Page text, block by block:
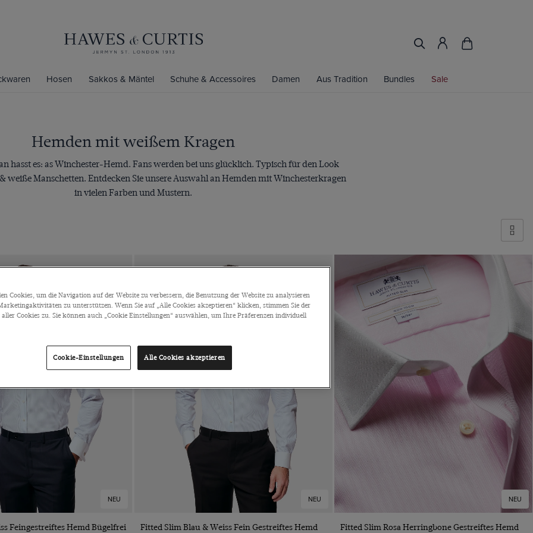
Hosen Sakkos & Mäntel Schuhe & Accessoires Damen Aus Tradition Bundles Sale
Hemden mit weißem Kragen
hasst es: as Winchester-Hemd. Fans werden bei uns glücklich. Typisch für den Look
weiße Manschetten. Entdecken Sie unsere Auswahl an Hemden mit Winchesterkragen
in vielen Farben und Mustern.
NEU
VORSCHAU
Feingestreiftes Hemd Bügelfrei
NEU
VORSCHAU
Fitted Slim Blau & Weiss Fein Gestreiftes Hemd
NEU
VORSCHAU
Fitted Slim Rosa Herringbone Gestreiftes Hemd
Cookies, um die Navigation auf der Website zu verbessern, die Benutzung der Website zu analysieren
zu unterstützen. Wenn Sie auf „Alle Cookies akzeptieren“ klicken, stimmen Sie der
Cookies zu. Sie können auch „Cookie Einstellungen“ auswählen, um Ihre Präferenzen individuell
Cookie-Einstellungen Alle Cookies akzeptieren